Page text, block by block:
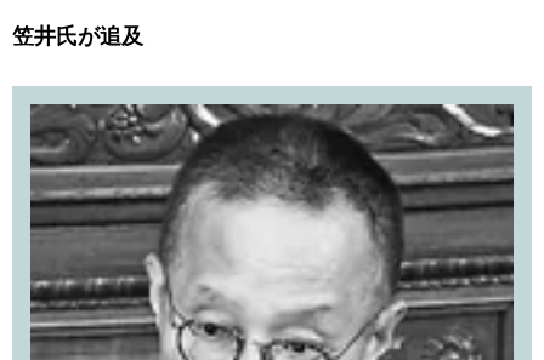
笠井氏が追及